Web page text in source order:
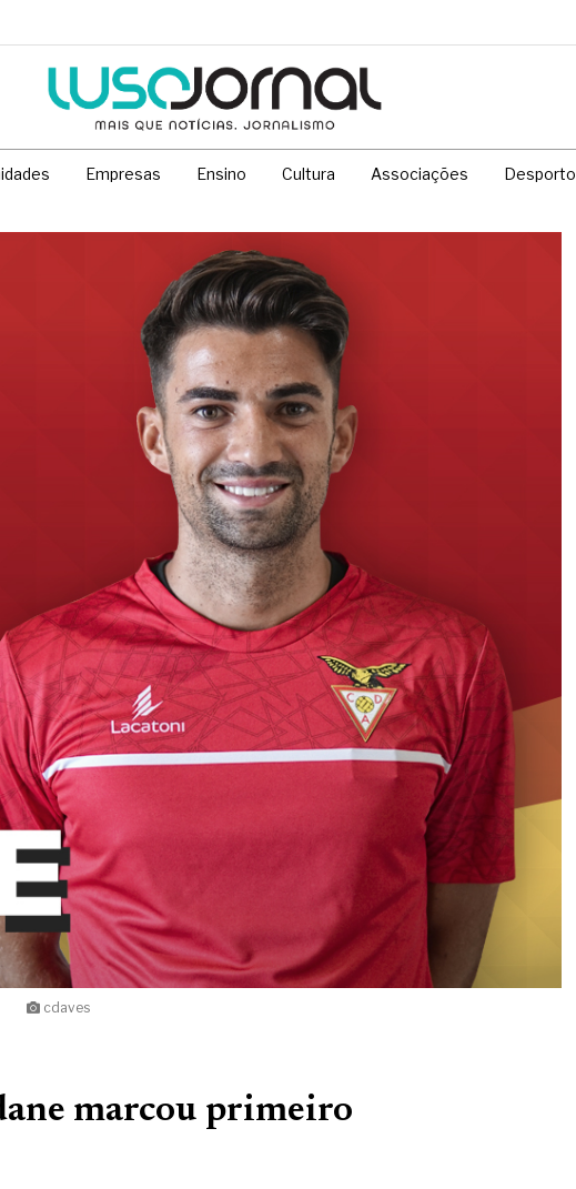
Empresas Ensino Cultura Associações Desporto
cdaves
marcou primeiro